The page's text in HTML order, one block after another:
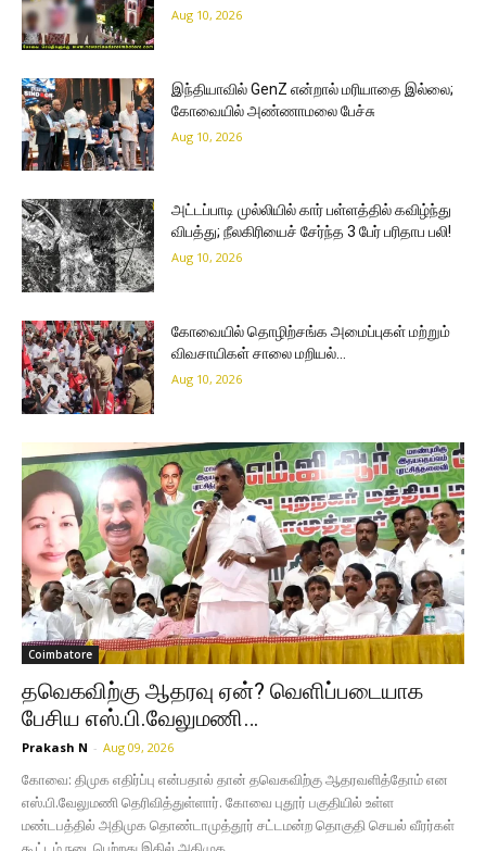
Aug 10, 2026
இந்தியாவில் GenZ என்றால் மரியாதை இல்லை;
கோவையில் அண்ணாமலை பேச்சு
Aug 10, 2026
அட்டப்பாடி முல்லியில் கார் பள்ளத்தில் கவிழ்ந்து
விபத்து; நீலகிரியைச் சேர்ந்த 3 பேர் பரிதாப பலி!
Aug 10, 2026
கோவையில் தொழிற்சங்க அமைப்புகள் மற்றும்
விவசாயிகள் சாலை மறியல்…
Aug 10, 2026
Coimbatore
தவெகவிற்கு ஆதரவு ஏன்? வெளிப்படையாக
பேசிய எஸ்.பி.வேலுமணி…
Prakash N - Aug 09, 2026
கோவை: திமுக எதிர்ப்பு என்பதால் தான் தவெகவிற்கு ஆதரவளித்தோம் என
எஸ்.பி.வேலுமணி தெரிவித்துள்ளார். கோவை புதூர் பகுதியில் உள்ள
மண்டபத்தில் அதிமுக தொண்டாமுத்தூர் சட்டமன்ற தொகுதி செயல் வீரர்கள்